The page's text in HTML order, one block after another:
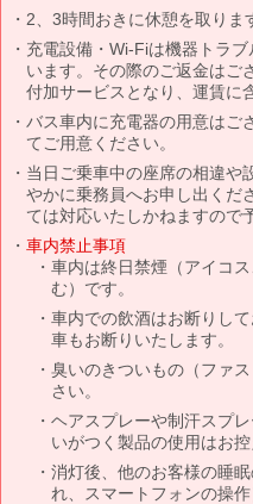
2、3時間おきに休憩を取りま
充電設備・Wi-Fiは機器トラ
います。その際のご返金はご
付加サービスとなり、運賃に
バス車内に充電器の用意はご
てご用意ください。
当日ご乗車中の座席の相違や
やかに乗務員へお申し出くだ
ては対応いたしかねますので
車内禁止事項
車内は終日禁煙（アイコ
む）です。
車内での飲酒はお断りし
車もお断りいたします。
臭いのきついもの（ファ
さい。
ヘアスプレーや制汗スプ
いがつく製品の使用はお控
消灯後、他のお客様の睡
れ、スマートフォンの操